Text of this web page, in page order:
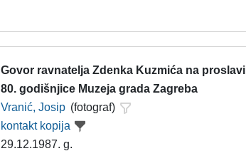
Govor ravnatelja Zdenka Kuzmića na proslavi
80. godišnjice Muzeja grada Zagreba
Vranić, Josip (fotograf)
kontakt kopija
29.12.1987. g.